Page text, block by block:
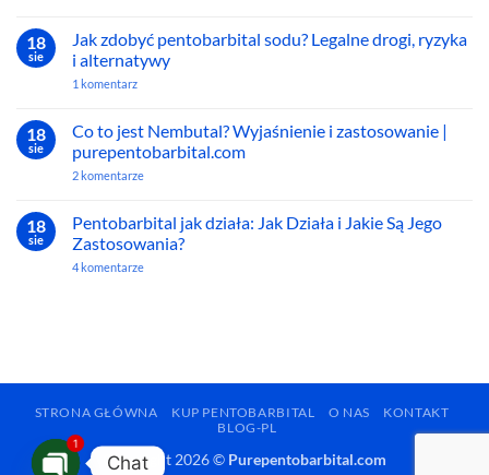
Przewodnik
po
Eutanazji
Pentobarbital
w
Polsce
Europie?
Bezpiecznych
Źródłach
18
sie
Jak zdobyć pentobarbital sodu? Legalne drogi, ryzyka
i alternatywy
1 komentarzdo
pentobarbital
sodu?
Legalne
ryzyka
18
sie
Co to jest Nembutal? Wyjaśnienie i zastosowanie |
purepentobarbital.com
2 komentarzedo
jest
Nembutal?
Wyjaśnienie
zastosowanie
18
sie
Pentobarbital jak działa: Jak Działa i Jakie Są Jego
Zastosowania?
4 komentarzedo
Zastosowania?
STRONA GŁÓWNA KUP PENTOBARBITAL O NAS
KONTAKT
BLOG-PL
Copyright 2026 © Purepentobarbital.com
Chat
1